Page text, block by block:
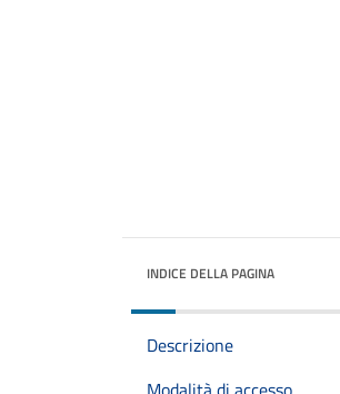
INDICE DELLA PAGINA
Descrizione